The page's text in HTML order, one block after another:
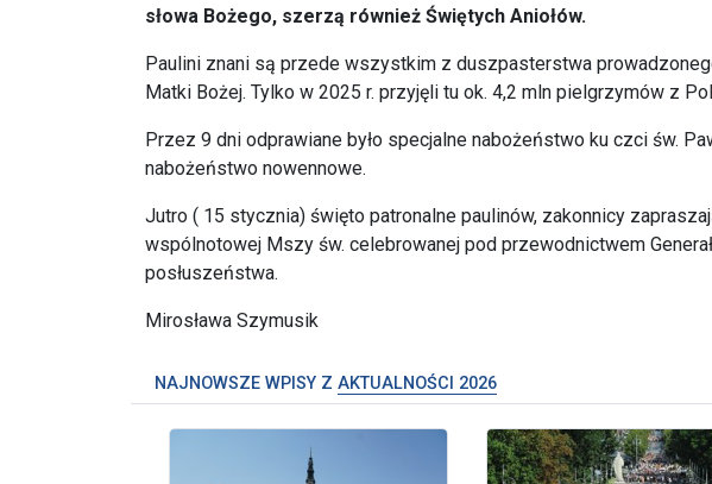
słowa Bożego, szerzą również Świętych Aniołów.
Paulini znani są przede wszystkim z duszpasterstwa
Matki Bożej. Tylko w 2025 r. przyjęli tu ok. 4,2 mln pielgrzymów z
Przez 9 dni odprawiane było specjalne nabożeństwo ku czci św.
nabożeństwo nowennowe.
Jutro ( 15 stycznia) święto patronalne paulinów, zakonnicy
wspólnotowej Mszy św. celebrowanej pod przewodnictwem
posłuszeństwa.
Mirosława Szymusik
NAJNOWSZE WPISY Z AKTUALNOŚCI 2026